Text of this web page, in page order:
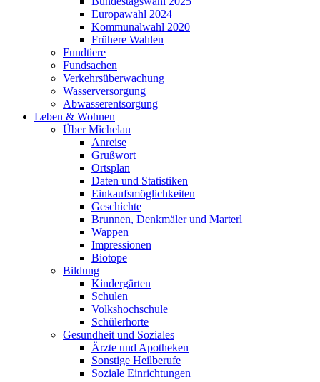
Europawahl 2024
Kommunalwahl 2020
Frühere Wahlen
Fundtiere
Fundsachen
Verkehrsüberwachung
Wasserversorgung
Abwasserentsorgung
Leben & Wohnen
Über Michelau
Anreise
Grußwort
Ortsplan
Daten und Statistiken
Einkaufsmöglichkeiten
Geschichte
Brunnen, Denkmäler und Marterl
Wappen
Impressionen
Biotope
Bildung
Kindergärten
Schulen
Volkshochschule
Schülerhorte
Gesundheit und Soziales
Ärzte und Apotheken
Sonstige Heilberufe
Soziale Einrichtungen